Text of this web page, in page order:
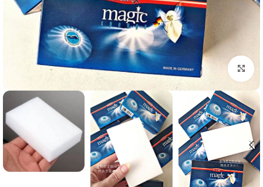
برای بزرگنمایی کلیک کنید